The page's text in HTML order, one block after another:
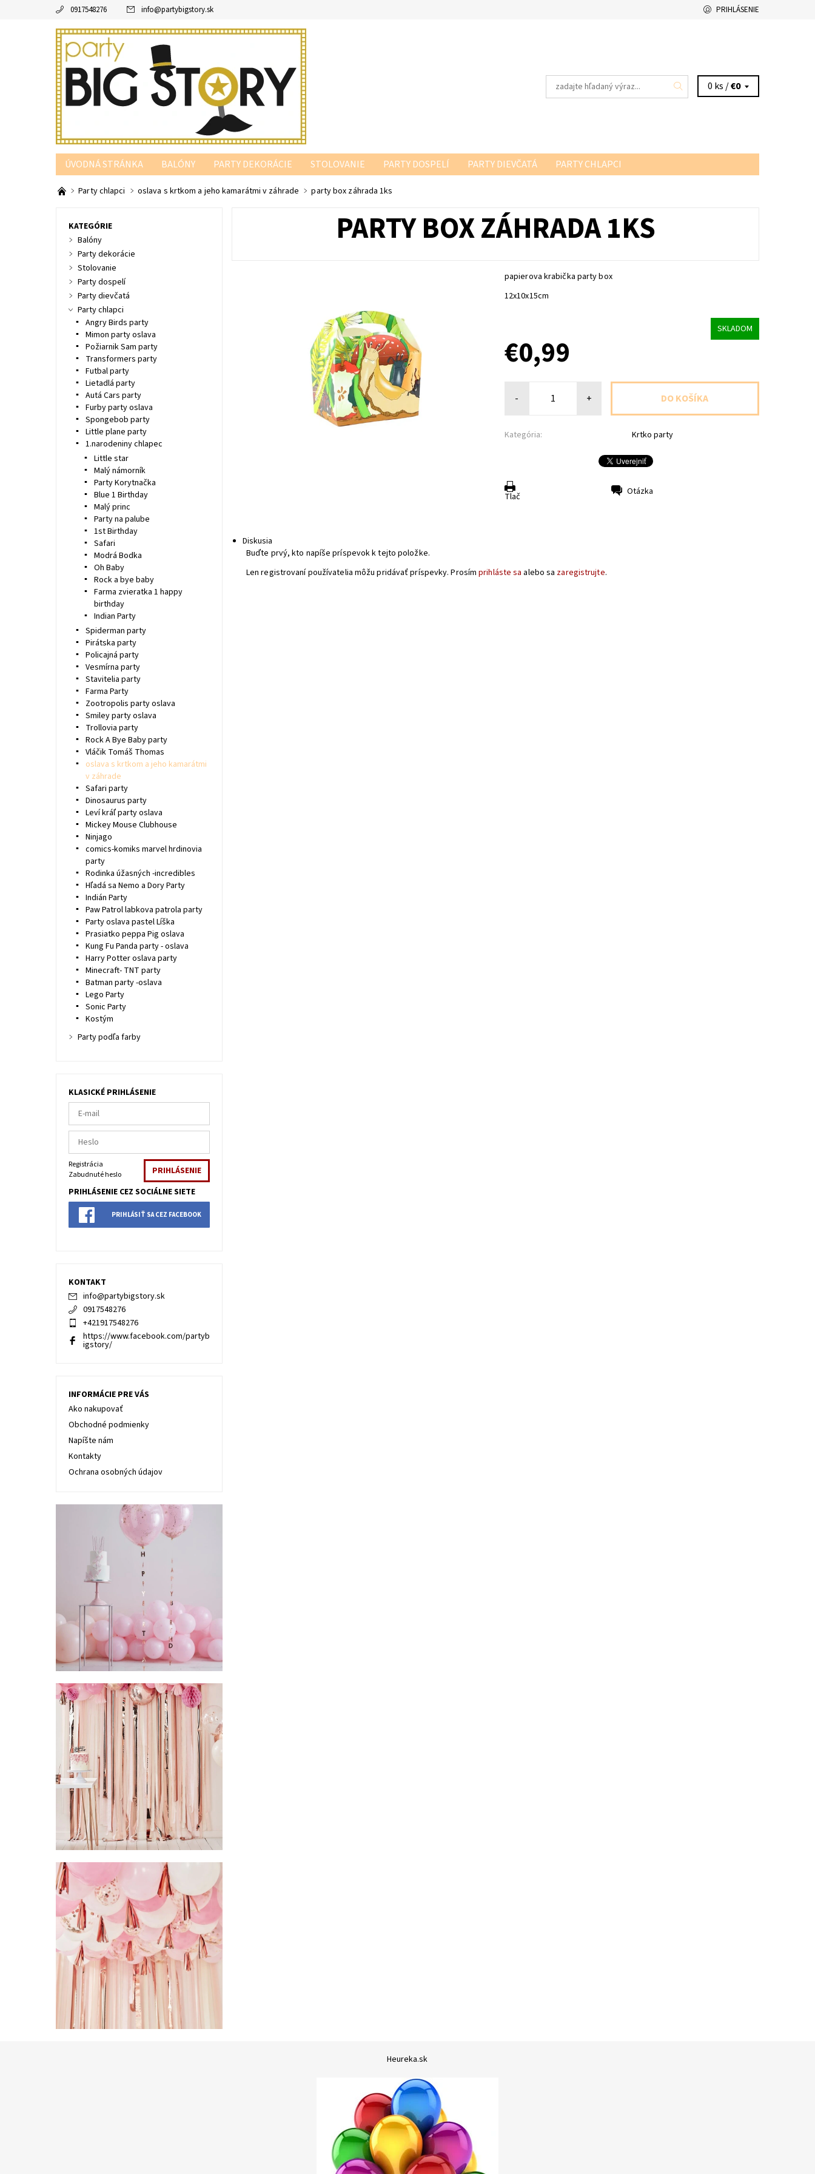
0917548276 info@partybigstory.sk PRIHLÁSENIE
0 ks /€0
ÚVODNÁ STRÁNKA BALÓNY PARTY DEKORÁCIE STOLOVANIE PARTY DOSPELÍ PARTY DIEVČATÁ
PARTY CHLAPCI
PARTY PODĽA FARBY
Party chlapci oslava s krtkom a jeho kamarátmi v záhrade party box záhrada 1ks
PARTY BOX ZÁHRADA 1KS
papierova krabička party box
12x10x15cm
SKLADOM
€0,99
- +
Kategória: Krtko party
Tlač Otázka
Diskusia
Buďte prvý, kto napíše príspevok k tejto položke.
Len registrovaní používatelia môžu pridávať príspevky. Prosímprihláste sa alebo sa zaregistrujte.
KATEGÓRIE
Balóny
Party dekorácie
Stolovanie
Party dospelí
Party dievčatá
Party chlapci
Angry Birds party
Mimon party oslava
Požiarnik Sam party
Transformers party
Futbal party
Lietadlá party
Autá Cars party
Furby party oslava
Spongebob party
Little plane party
1.narodeniny chlapec
Little star
Malý námorník
Party Korytnačka
Blue 1 Birthday
Malý princ
Party na palube
1st Birthday
Safari
Modrá Bodka
Oh Baby
Rock a bye baby
Farma zvieratka 1 happy
birthday
Indian Party
Spiderman party
Pirátska party
Policajná party
Vesmírna party
Stavitelia party
Farma Party
Zootropolis party oslava
Smiley party oslava
Trollovia party
Rock A Bye Baby party
Vláčik Tomáš Thomas
oslava s krtkom a jeho kamarátmi
v záhrade
Safari party
Dinosaurus party
Leví kráľ party oslava
Mickey Mouse Clubhouse
Ninjago
comics-komiks marvel hrdinovia
party
Rodinka úžasných -incredibles
Hľadá sa Nemo a Dory Party
Indián Party
Paw Patrol labkova patrola party
Party oslava pastel Líška
Prasiatko peppa Pig oslava
Kung Fu Panda party - oslava
Harry Potter oslava party
Minecraft- TNT party
Batman party -oslava
Lego Party
Sonic Party
Kostým
Party podľa farby
KLASICKÉ PRIHLÁSENIE
Registrácia
Zabudnuté heslo
PRIHLÁSENIE CEZ SOCIÁLNE SIETE
PRIHLÁSIŤ SA CEZ FACEBOOK
KONTAKT
info@partybigstory.sk
0917548276
+421917548276
https://www.facebook.com/partyb
igstory/
INFORMÁCIE PRE VÁS
Ako nakupovať
Obchodné podmienky
Napíšte nám
Kontakty
Ochrana osobných údajov
Heureka.sk